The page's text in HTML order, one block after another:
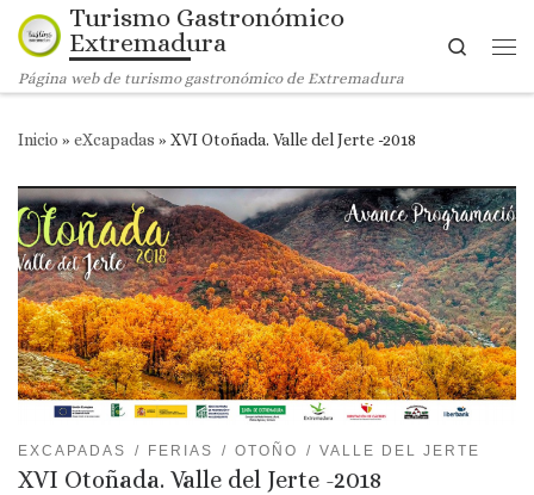
Saltar al contenido
Turismo Gastronómico
Extremadura
Página web de turismo gastronómico de Extremadura
Search
Inicio » eXcapadas » XVI Otoñada. Valle del Jerte -2018
EXCAPADAS FERIAS OTOÑO VALLE DEL JERTE
XVI Otoñada. Valle del Jerte -2018